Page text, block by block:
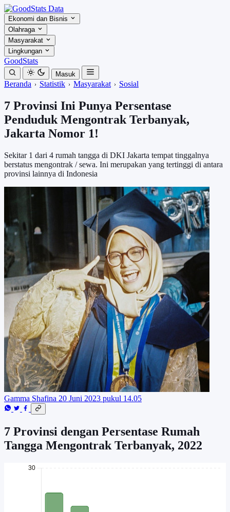
Ekonomi dan Bisnis
Olahraga
Masyarakat
Lingkungan
GoodStats
Masuk
Beranda Statistik Masyarakat Sosial
7 Provinsi Ini Punya Persentase
Penduduk Mengontrak Terbanyak,
Jakarta Nomor 1!
Sekitar 1 dari 4 rumah tangga di DKI Jakarta tempat tinggalnya
berstatus mengontrak / sewa. Ini merupakan yang tertinggi di antara
provinsi lainnya di Indonesia
Gamma Shafina 20 Juni 2023 pukul 14.05
7 Provinsi dengan Persentase Rumah
Tangga Mengontrak Terbanyak, 2022